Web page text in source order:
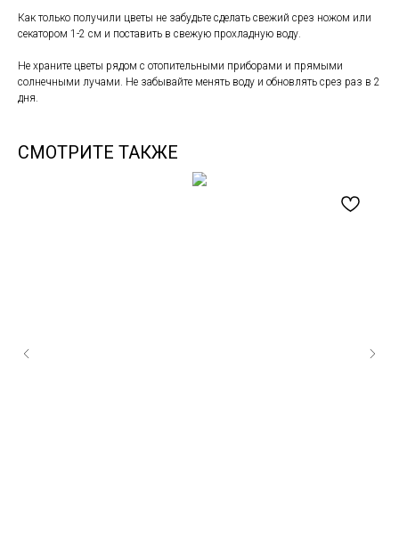
Как только получили цветы не забудьте сделать свежий срез ножом или
секатором 1-2 см и поставить в свежую прохладную воду.
Не храните цветы рядом с отопительными приборами и прямыми
солнечными лучами. Не забывайте менять воду и обновлять срез раз в 2
дня.
СМОТРИТЕ ТАКЖЕ